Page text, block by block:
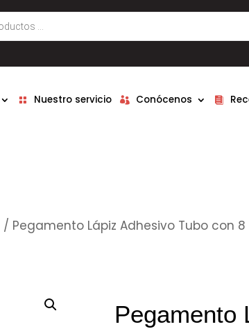
Nuestro servicio Conócenos
/ Pegamento Lápiz Adhesivo Tubo con 8
Pegamento